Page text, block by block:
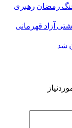
رمضان رهبری
آزاد قهرمانی
شد